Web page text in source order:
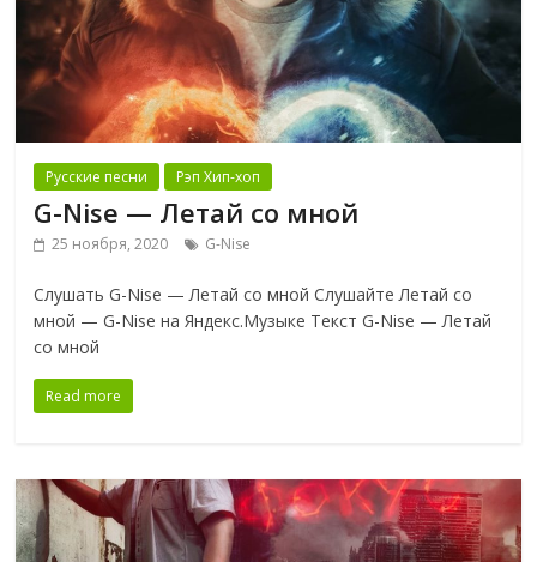
Русские песни Рэп Хип-хоп
G-Nise — Летай со мной
25 ноября, 2020 G-Nise
Слушать G-Nise — Летай со мной Слушайте Летай со
мной — G-Nise на Яндекс.Музыке Текст G-Nise — Летай
со мной
Read more